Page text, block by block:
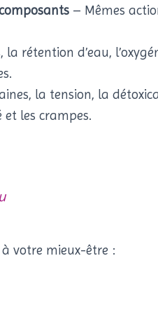
– Mêmes
rétention d’eau,
la tension, la
et les crampes.
à votre mieux-être :